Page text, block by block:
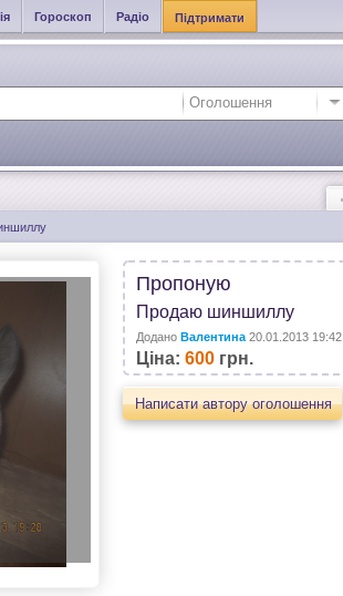
Гороскоп Радіо Підтримати
Пропоную
Продаю шиншиллу
Додано Валентина 20.01.2013 19:42
Ціна: 600 грн.
Написати автору оголошення